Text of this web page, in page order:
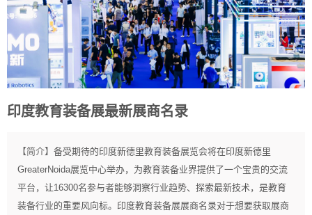
印度教育装备展最新展商名录
【简介】 备受期待的印度新德里教育装备展览会将在印度新德里
GreaterNoida展览中心举办，为教育装备业界提供了一个宝贵的交流
平台，让16300名参与者能够洞察行业趋势、探索最新技术，是教育
装备行业的重要风向标。印度教育装备展展商名录对于想要获取展商